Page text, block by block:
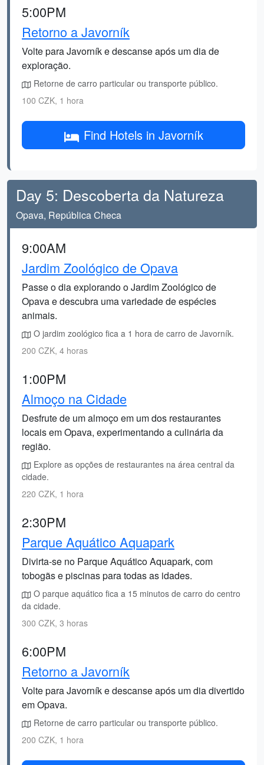
5:00PM
Retorno a Javorník
Volte para Javorník e descanse após um dia de
exploração.
Retorne de carro particular ou transporte público.
100 CZK, 1 hora
Find Hotels in Javorník
Day 5: Descoberta da Natureza
Opava, República Checa
9:00AM
Jardim Zoológico de Opava
Passe o dia explorando o Jardim Zoológico de
Opava e descubra uma variedade de espécies
animais.
O jardim zoológico fica a 1 hora de carro de Javorník.
200 CZK, 4 horas
1:00PM
Almoço na Cidade
Desfrute de um almoço em um dos restaurantes
locais em Opava, experimentando a culinária da
região.
Explore as opções de restaurantes na área central da
cidade.
220 CZK, 1 hora
2:30PM
Parque Aquático Aquapark
Divirta-se no Parque Aquático Aquapark, com
tobogãs e piscinas para todas as idades.
O parque aquático fica a 15 minutos de carro do centro
da cidade.
300 CZK, 3 horas
6:00PM
Retorno a Javorník
Volte para Javorník e descanse após um dia divertido
em Opava.
Retorne de carro particular ou transporte público.
200 CZK, 1 hora